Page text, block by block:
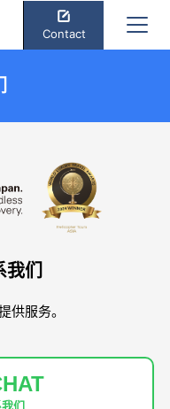
Contact
我们
供服务。
们